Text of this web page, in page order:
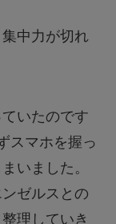
中力が切れ
いたのです
スマホを握っ
いました。
ゼルスとの
理していき